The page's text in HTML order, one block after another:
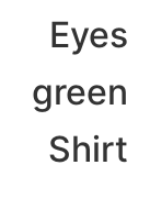
Eyes
green
Shirt